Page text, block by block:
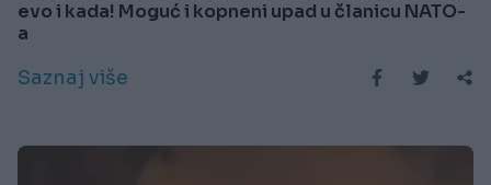
evo i kada! Moguć i kopneni upad u članicu NATO-
a
Saznaj više